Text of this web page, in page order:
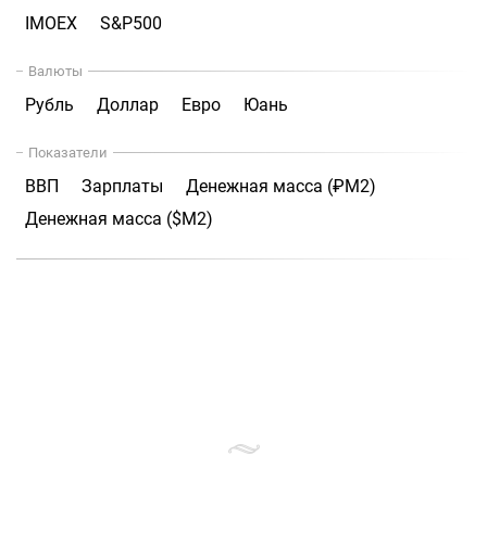
IMOEX S&P500
Валюты
Рубль Доллар Евро Юань
Показатели
ВВП Зарплаты
Денежная масса (₽М2)
Денежная масса ($М2)